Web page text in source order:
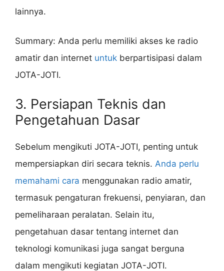
lainnya.
Summary: Anda perlu memiliki akses ke radio
amatir dan internet untuk berpartisipasi dalam
JOTA-JOTI.
3. Persiapan Teknis dan
Pengetahuan Dasar
Sebelum mengikuti JOTA-JOTI, penting untuk
mempersiapkan diri secara teknis. Anda perlu
memahami cara menggunakan radio amatir,
termasuk pengaturan frekuensi, penyiaran, dan
pemeliharaan peralatan. Selain itu,
pengetahuan dasar tentang internet dan
teknologi komunikasi juga sangat berguna
dalam mengikuti kegiatan JOTA-JOTI.